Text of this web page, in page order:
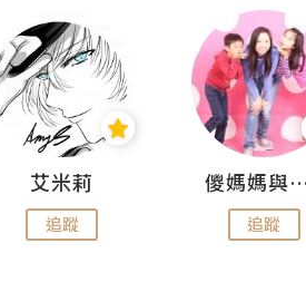
艾米莉
追蹤
儍媽媽與兩隻小魔怪之家
追蹤